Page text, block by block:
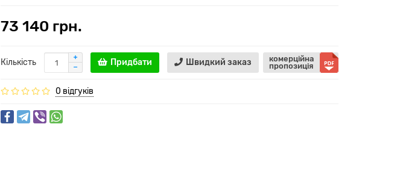
73 140 грн.
Кількість Придбати Швидкий заказ
комерційна
пропозиція
0 відгуків